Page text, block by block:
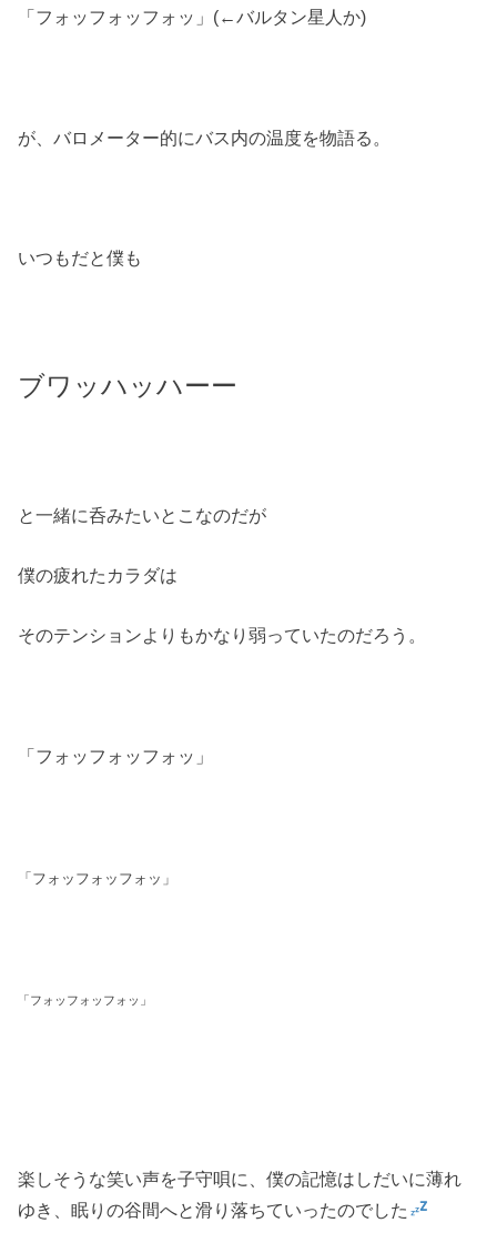
「フォッフォッフォッ」(←バルタン星人か)
が、バロメーター的にバス内の温度を物語る。
いつもだと僕も
ブワッハッハーー
と一緒に呑みたいとこなのだが
僕の疲れたカラダは
そのテンションよりもかなり弱っていたのだろう。
「フォッフォッフォッ」
「フォッフォッフォッ」
「フォッフォッフォッ」
楽しそうな笑い声を子守唄に、僕の記憶はしだいに薄れ
ゆき、眠りの谷間へと滑り落ちていったのでした